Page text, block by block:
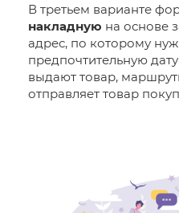
В третьем варианте
накладную на основе
адрес, по которому
предпочтительную
выдают товар,
отправляет товар